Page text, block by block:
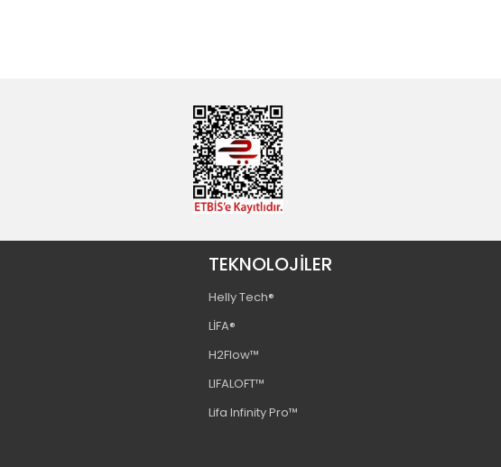
TEKNOLOJİLER
Helly Tech®
LİFA®
H2Flow™
LIFALOFT™️
Lifa Infinity Pro™